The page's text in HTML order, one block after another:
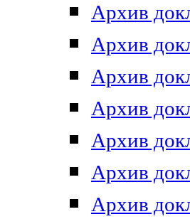
Архив
Архив
Архив
Архив
Архив
Архив
Архив